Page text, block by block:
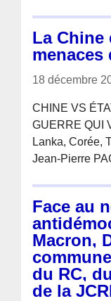
La Chine
menaces
18 décembre
CHINE VS
GUERRE QUI
Lanka, Corée,
Jean-Pierre
Face au
Macron,
du RC,
de la